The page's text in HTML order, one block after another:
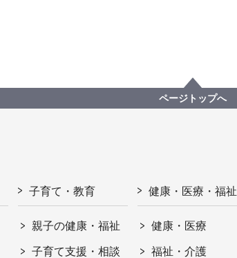
ページトップへ
子育て・教育
親子の健康・福祉
子育て支援・相談
健康・医療・福祉
健康・医療
福祉・介護